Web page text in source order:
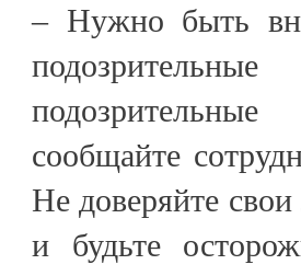
– Нужно быть
сообщайте
Не доверяйте
и будьте